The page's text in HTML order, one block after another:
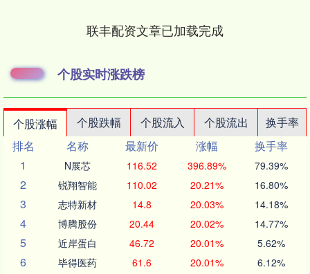
联丰配资文章已加载完成
个股实时涨跌榜
个股涨幅 个股跌幅 个股流入 个股流出
换手率
排名
名称 最新价 涨幅
换手率
1
N展芯 116.52 396.89% 79.39%
2 锐翔智能 110.02 20.21% 16.80%
3 志特新材 14.8 20.03% 14.18%
4 博腾股份 20.44 20.02% 14.77%
5 近岸蛋白 46.72 20.01% 5.62%
6 毕得医药 61.6 20.01% 6.12%